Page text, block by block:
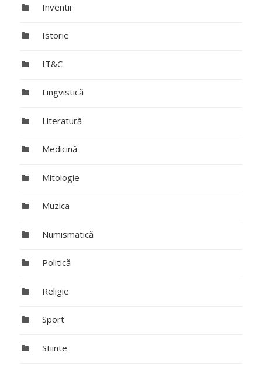
Inventii
Istorie
IT&C
Lingvistică
Literatură
Medicină
Mitologie
Muzica
Numismatică
Politică
Religie
Sport
Stiinte